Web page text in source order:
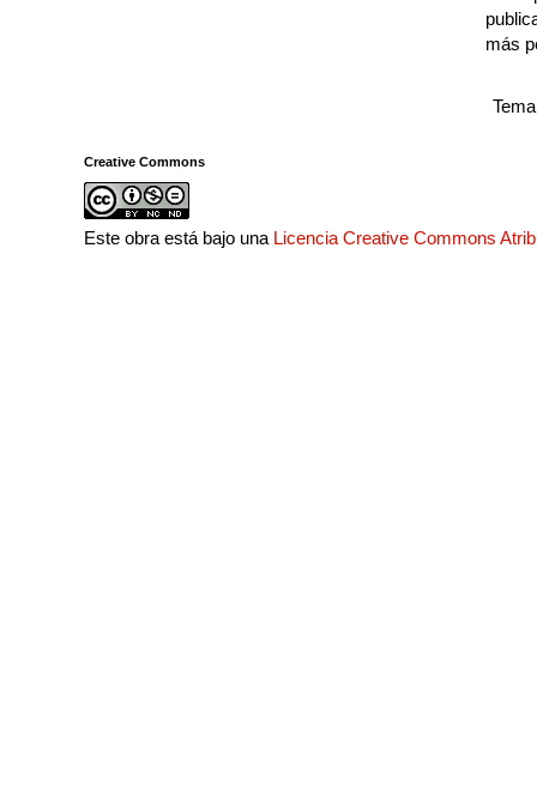
más
Creative Commons
Este obra está bajo una Licencia Creative Commons